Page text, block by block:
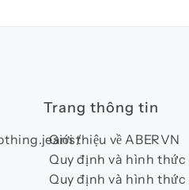
Trang thông tin
Giới thiệu về ABERVN
Quy định và hình
Quy định và hình thức